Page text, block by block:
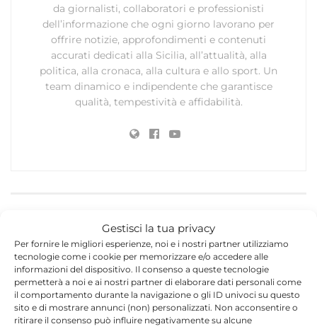
Gestisci la tua privacy
Per fornire le migliori esperienze, noi e i nostri partner utilizziamo
tecnologie come i cookie per memorizzare e/o accedere alle
informazioni del dispositivo. Il consenso a queste tecnologie
permetterà a noi e ai nostri partner di elaborare dati personali come
il comportamento durante la navigazione o gli ID univoci su questo
sito e di mostrare annunci (non) personalizzati. Non acconsentire o
ritirare il consenso può influire negativamente su alcune
da giornalisti, collaboratori e professionisti
dell’informazione che ogni giorno lavorano per
offrire notizie, approfondimenti e contenuti
accurati dedicati alla Sicilia, all’attualità, alla
politica, alla cronaca, alla cultura e allo sport. Un
team dinamico e indipendente che garantisce
qualità, tempestività e affidabilità.
Lascia un commento
Il tuo indirizzo email non sarà pubblicato. I campi
obbligatori sono contrassegnati *
Commento*